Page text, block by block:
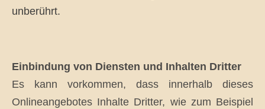
unberührt.
Einbindung von Diensten und Inhalten Dritter
Es kann vorkommen, dass innerhalb dieses
Onlineangebotes Inhalte Dritter, wie zum Beispiel